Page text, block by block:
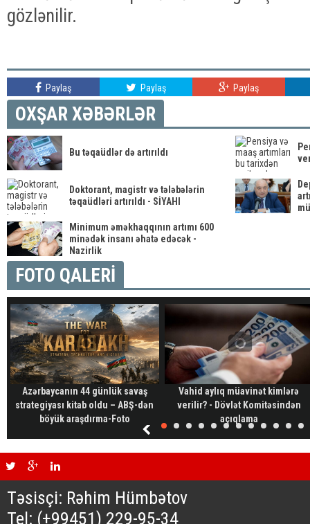
gözlənilir.
Paylaş Paylaş Paylaş
OXŞAR XƏBƏRLƏR
Bu təqaüdlər də artırıldı
Doktorant, magistr və tələbələrin
təqaüdləri artırıldı - SİYAHI
Minimum əməkhaqqının artımı 600
minədək insanı əhatə edəcək -
Nazirlik
FOTO QALERİ
Azərbaycanın 44 günlük savaş
strategiyası kitab oldu – ABŞ-dən
böyük araşdırma-Foto
Vahid aylıq müavinət kimlərə
verilir? - Dövlət Komitəsindən
açıqlama
Təsisçi: Rəhim Hümbətov
Tel: (+99451) 229-95-34